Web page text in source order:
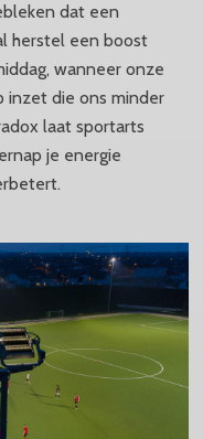
dat een
herstel een boost
wanneer onze
inzet die ons minder
laat sportarts
je energie